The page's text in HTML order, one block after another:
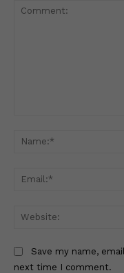
Save my name,
next time I comment.